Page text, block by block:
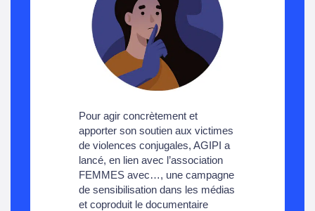
Pour agir concrètement et
apporter son soutien aux victimes
de violences conjugales, AGIPI a
lancé, en lien avec l’association
FEMMES avec…, une campagne
de sensibilisation dans les médias
et coproduit le documentaire